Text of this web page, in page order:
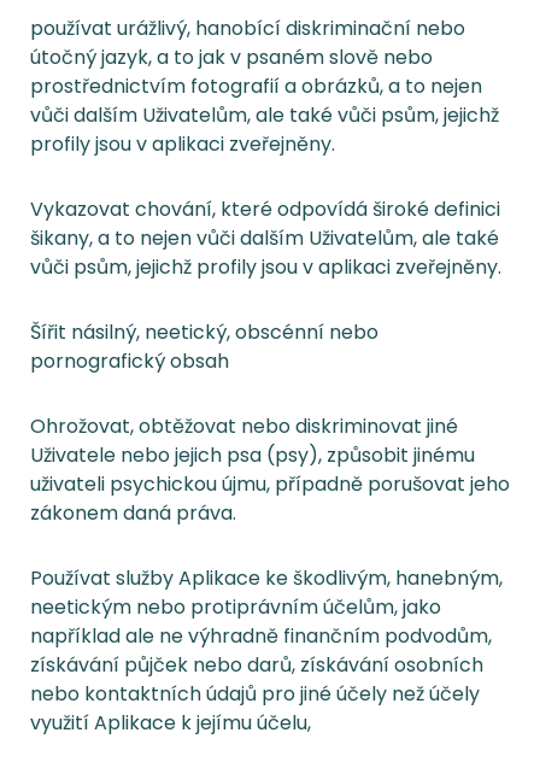
používat urážlivý, hanobící diskriminační nebo
útočný jazyk, a to jak v psaném slově nebo
prostřednictvím fotografií a obrázků, a to nejen
vůči dalším Uživatelům, ale také vůči psům, jejichž
profily jsou v aplikaci zveřejněny.
Vykazovat chování, které odpovídá široké definici
šikany, a to nejen vůči dalším Uživatelům, ale také
vůči psům, jejichž profily jsou v aplikaci zveřejněny.
Šířit násilný, neetický, obscénní nebo
pornografický obsah
Ohrožovat, obtěžovat nebo diskriminovat jiné
Uživatele nebo jejich psa (psy), způsobit jinému
uživateli psychickou újmu, případně porušovat jeho
zákonem daná práva.
Používat služby Aplikace ke škodlivým, hanebným,
neetickým nebo protiprávním účelům, jako
například ale ne výhradně finančním podvodům,
získávání půjček nebo darů, získávání osobních
nebo kontaktních údajů pro jiné účely než účely
využití Aplikace k jejímu účelu,